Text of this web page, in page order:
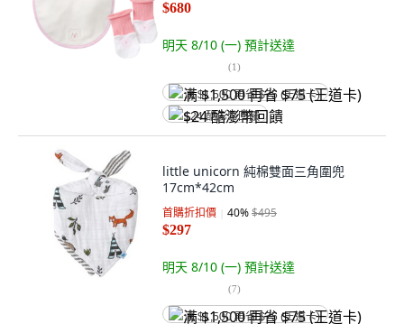
$680
明天 8/10 (一) 預計送達
(1)
满 $1,500 再省 $75 (王道卡)
$24 酷澎幣回饋
little unicorn 純棉雙面三角圍兜
17cm*42cm
首購折扣價 40%$495
$297
明天 8/10 (一) 預計送達
(7)
满 $1,500 再省 $75 (王道卡)